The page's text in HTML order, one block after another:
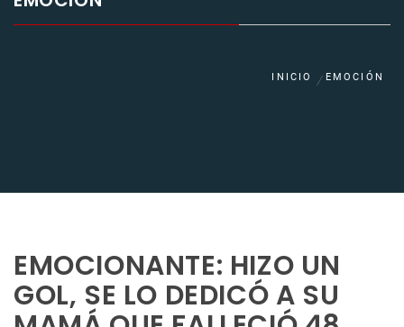
INICIO EMOCIÓN
EMOCIONANTE: HIZO UN
GOL, SE LO DEDICÓ A SU